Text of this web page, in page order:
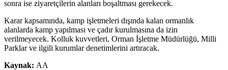
sonra ise ziyaretçilerin alanları boşaltması gerekecek.
Karar kapsamında, kamp işletmeleri dışında kalan ormanlık
alanlarda kamp yapılması ve çadır kurulmasına da izin
verilmeyecek. Kolluk kuvvetleri, Orman İşletme Müdürlüğü, Milli
Parklar ve ilgili kurumlar denetimlerini artıracak.
Kaynak: AA